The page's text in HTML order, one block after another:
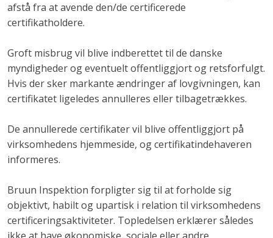
afstå fra at avende den/de certificerede
certifikatholdere.
Groft misbrug vil blive indberettet til de danske
myndigheder og eventuelt offentliggjort og retsforfulgt.
Hvis der sker markante ændringer af lovgivningen, kan
certifikatet ligeledes annulleres eller tilbagetrækkes.
De annullerede certifikater vil blive offentliggjort på
virksomhedens hjemmeside, og certifikatindehaveren
informeres.
Bruun Inspektion forpligter sig til at forholde sig
objektivt, habilt og upartisk i relation til virksomhedens
certificeringsaktiviteter. Topledelsen erklærer således